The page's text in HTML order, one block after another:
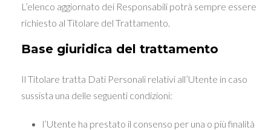
L’elenco aggiornato dei Responsabili potrà sempre essere
richiesto al Titolare del Trattamento.
Base giuridica del trattamento
Il Titolare tratta Dati Personali relativi all’Utente in caso
sussista una delle seguenti condizioni:
l’Utente ha prestato il consenso per una o più finalità